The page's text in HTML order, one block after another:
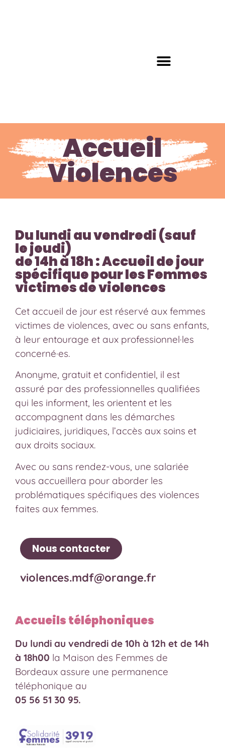
Accueil
Violences
Du lundi au vendredi (sauf
le jeudi)
de 14h à 18h : Accueil de jour
spécifique pour les Femmes
victimes de violences
Cet accueil de jour est réservé aux femmes
victimes de violences, avec ou sans enfants,
à leur entourage et aux professionnel·les
concerné·es.
Anonyme, gratuit et confidentiel, il est
assuré par des professionnelles qualifiées
qui les informent, les orientent et les
accompagnent dans les démarches
judiciaires, juridiques, l’accès aux soins et
aux droits sociaux.
Avec ou sans rendez-vous, une salariée
vous accueillera pour aborder les
problématiques spécifiques des violences
faites aux femmes.
Nous contacter
violences.mdf@orange.fr
Accueils téléphoniques
Du lundi au vendredi de 10h à 12h et de 14h
à 18h00 la Maison des Femmes de
Bordeaux assure une permanence
téléphonique au
05 56 51 30 95.